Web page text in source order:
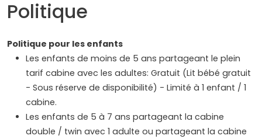
Politique
Politique pour les enfants
Les enfants de moins de 5 ans partageant le plein
tarif cabine avec les adultes: Gratuit (Lit bébé gratuit
- Sous réserve de disponibilité) - Limité à 1 enfant / 1
cabine.
Les enfants de 5 à 7 ans partageant la cabine
double / twin avec 1 adulte ou partageant la cabine